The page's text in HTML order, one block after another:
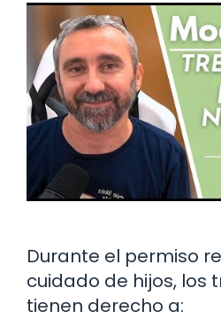
Durante el permiso
cuidado de hijos, los
tienen derecho a: